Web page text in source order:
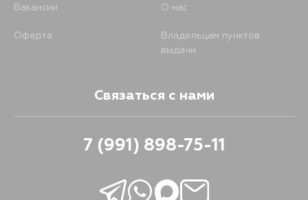
Вакансии О нас
Оферта
Владельцам пунктов
выдачи
Связаться с нами
7 (991) 898-75-11